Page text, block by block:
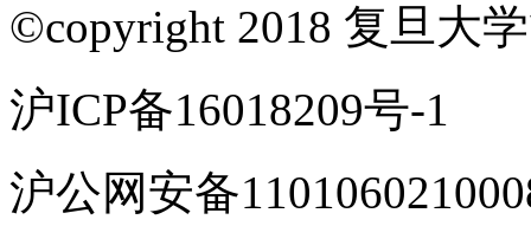
©copyright 2018 复旦大
沪ICP备16018209号-1
沪公网安备